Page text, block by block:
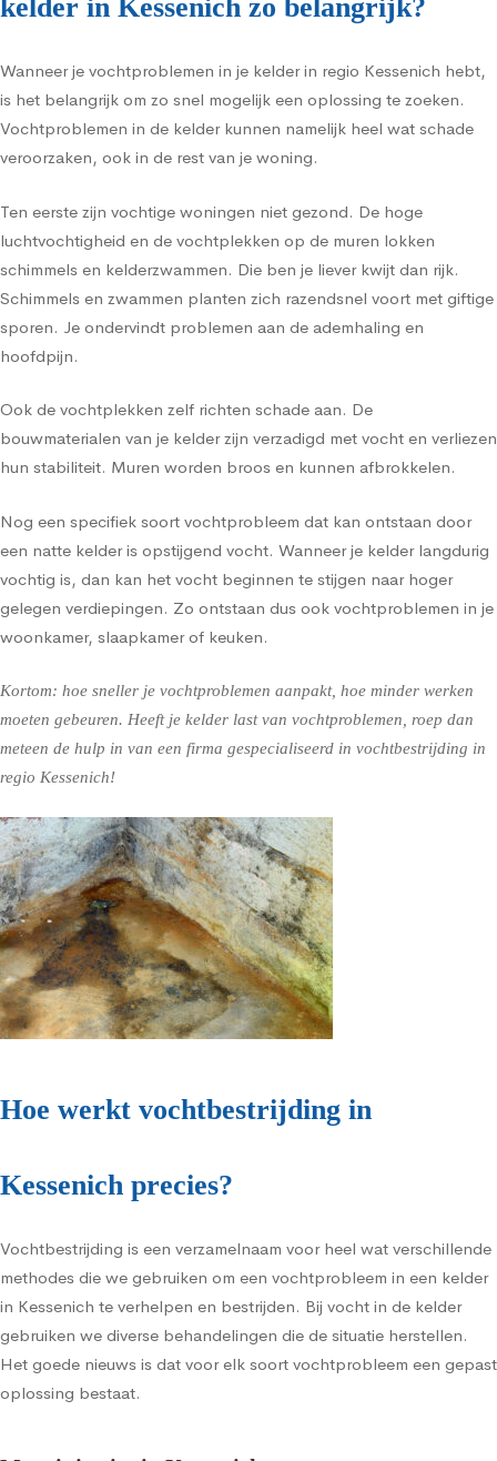
kelder in Kessenich zo belangrijk?
Wanneer je vochtproblemen in je kelder in regio Kessenich hebt,
is het belangrijk om zo snel mogelijk een oplossing te zoeken.
Vochtproblemen in de kelder kunnen namelijk heel wat schade
veroorzaken, ook in de rest van je woning.
Ten eerste zijn vochtige woningen niet gezond. De hoge
luchtvochtigheid en de vochtplekken op de muren lokken
schimmels en kelderzwammen. Die ben je liever kwijt dan rijk.
Schimmels en zwammen planten zich razendsnel voort met giftige
sporen. Je ondervindt problemen aan de ademhaling en
hoofdpijn.
Ook de vochtplekken zelf richten schade aan. De
bouwmaterialen van je kelder zijn verzadigd met vocht en verliezen
hun stabiliteit. Muren worden broos en kunnen afbrokkelen.
Nog een specifiek soort vochtprobleem dat kan ontstaan door
een natte kelder is opstijgend vocht. Wanneer je kelder langdurig
vochtig is, dan kan het vocht beginnen te stijgen naar hoger
gelegen verdiepingen. Zo ontstaan dus ook vochtproblemen in je
woonkamer, slaapkamer of keuken.
Kortom: hoe sneller je vochtproblemen aanpakt, hoe minder werken
moeten gebeuren. Heeft je kelder last van vochtproblemen, roep dan
meteen de hulp in van een firma gespecialiseerd in vochtbestrijding in
regio Kessenich!
Hoe werkt vochtbestrijding in
Kessenich precies?
Vochtbestrijding is een verzamelnaam voor heel wat verschillende
methodes die we gebruiken om een vochtprobleem in een kelder
in Kessenich te verhelpen en bestrijden. Bij vocht in de kelder
gebruiken we diverse behandelingen die de situatie herstellen.
Het goede nieuws is dat voor elk soort vochtprobleem een gepast
oplossing bestaat.